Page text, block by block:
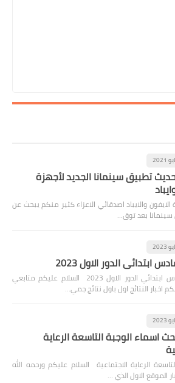
تطبيق سينمانا الجديد لأجهزة
والايباد اصدقائي الاعزاء كثير منكم يبحث عن
بعد توق…
ابتدائي الدور الاول 2023
نتائج السادس ابتدائي الدور الاول 2023 السلام عليكم متابعي
النتائج اول باول نتائج جمي…
اسماء الوجبة التاسعة الرعاية
الرعاية الاجتماعية السلام عليكم ورحمه الله
الاول الذي …